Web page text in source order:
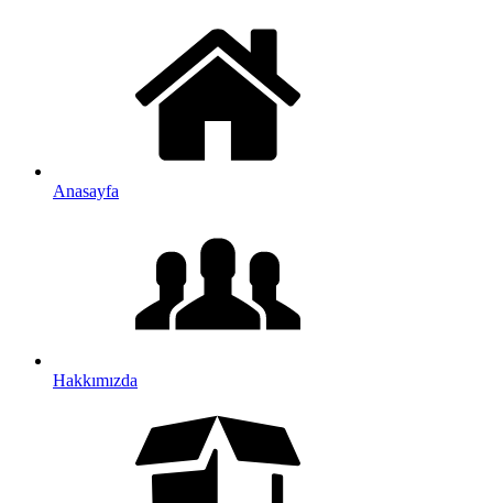
Anasayfa
Hakkımızda